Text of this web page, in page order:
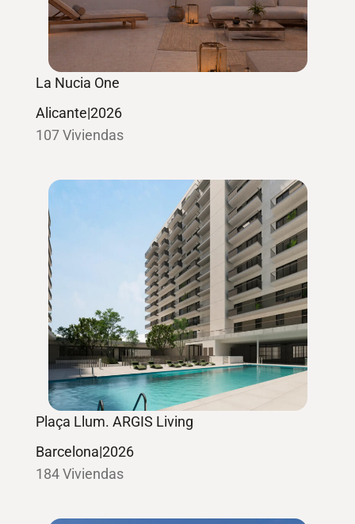
La Nucia One
Alicante|2026
107 Viviendas
Plaça Llum. ARGIS Living
Barcelona|2026
184 Viviendas